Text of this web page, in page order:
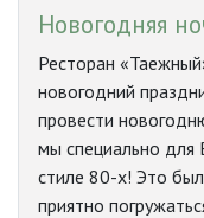
Новогодняя
Ресторан
новогодний
провести
мы специально
стиле 80-х! Это
приятно